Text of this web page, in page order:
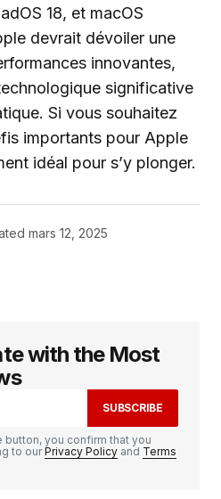
18, et macOS
devrait dévoiler une
innovantes,
significative
Si vous souhaitez
importants pour Apple
idéal pour s’y plonger.
mars 12, 2025
ne sera pas publiée. Les
indiqués avec
with the Most
SUBSCRIBE
button, you confirm that you
to ourPrivacy Policy and Terms